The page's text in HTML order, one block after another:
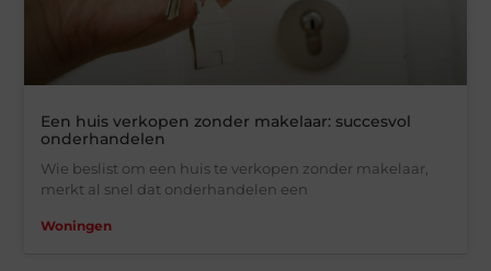
Een huis verkopen zonder makelaar: succesvol
onderhandelen
Wie beslist om een huis te verkopen zonder makelaar,
merkt al snel dat onderhandelen een
Woningen